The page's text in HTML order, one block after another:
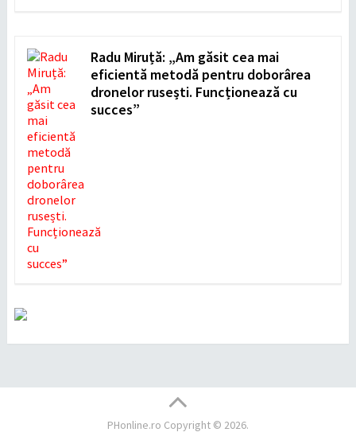
Radu Miruță: „Am găsit cea mai
eficientă metodă pentru doborârea
dronelor rusești. Funcționează cu
succes”
PHonline.ro Copyright © 2026.